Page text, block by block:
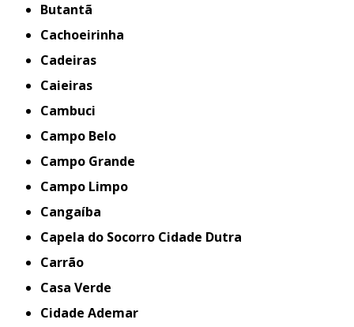
Butantã
Cachoeirinha
Cadeiras
Caieiras
Cambuci
Campo Belo
Campo Grande
Campo Limpo
Cangaíba
Capela do Socorro Cidade Dutra
Carrão
Casa Verde
Cidade Ademar